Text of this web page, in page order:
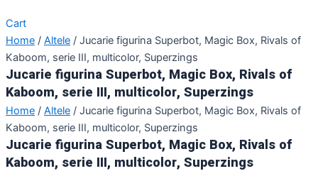
Cart
Home / Altele / Jucarie figurina Superbot, Magic Box, Rivals of
Kaboom, serie III, multicolor, Superzings
Jucarie figurina Superbot, Magic Box, Rivals of
Kaboom, serie III, multicolor, Superzings
Home / Altele / Jucarie figurina Superbot, Magic Box, Rivals of
Kaboom, serie III, multicolor, Superzings
Jucarie figurina Superbot, Magic Box, Rivals of
Kaboom, serie III, multicolor, Superzings